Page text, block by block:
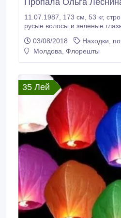
Пропала Ольга
11.07.1987, 173 см, 53 кг, стройное телосложение,
русые волосы и зеленые
33okean@gmail.com или по
65 (Россия, Мегафон)..
03/08/2018
Находки,
Молдова, Флорешты
35 Лей